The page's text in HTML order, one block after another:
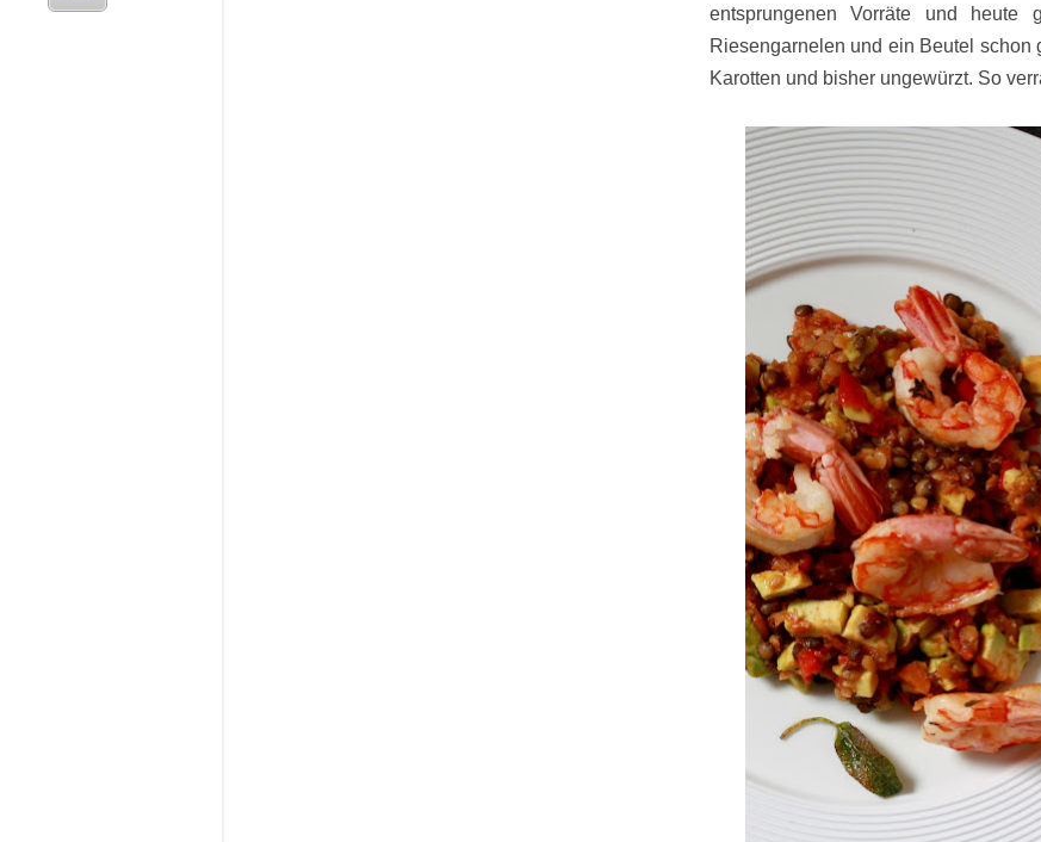
entsprungenen Vorräte und
Riesengarnelen und ein Beutel
Karotten und bisher ungewürzt. So